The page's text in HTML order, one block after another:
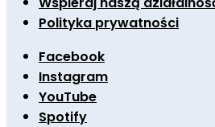
Polityka prywatności
Facebook
Instagram
YouTube
Spotify